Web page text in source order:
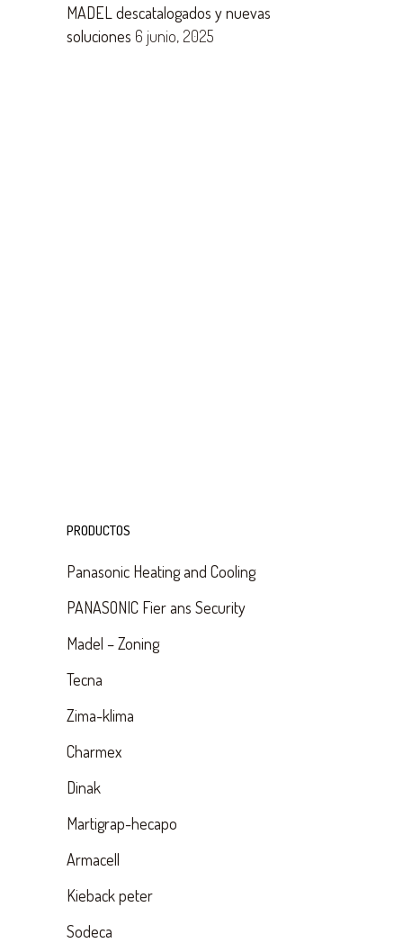
MADEL descatalogados y nuevas
soluciones 6 junio, 2025
PRODUCTOS
Panasonic Heating and Cooling
PANASONIC Fier ans Security
Madel – Zoning
Tecna
Zima-klima
Charmex
Dinak
Martigrap-hecapo
Armacell
Kieback peter
Sodeca